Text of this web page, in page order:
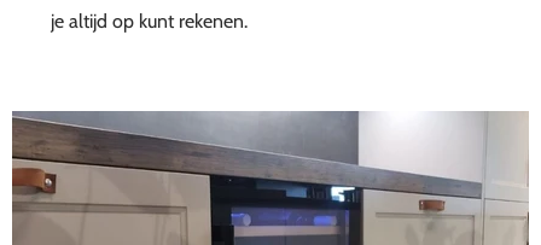
je altijd op kunt rekenen.